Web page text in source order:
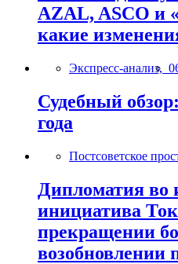
AZAL, ASCO и
какие
Экспресс-анализ,
Судебный
года
Постсоветское
Дипломатия во
инициатива
прекращении
возобновлении